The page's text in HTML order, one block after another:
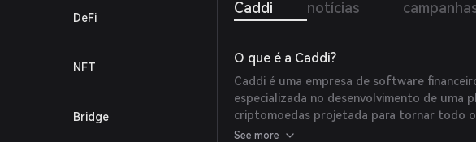
DeFi
NFT
Bridge
Caddi
notícias
O que é a Caddi?
Caddi é uma empresa de software
especializada no desenvolvimento de uma
criptomoedas projetada para tornar todo
gerenciável. Sua plataforma oferece
See more